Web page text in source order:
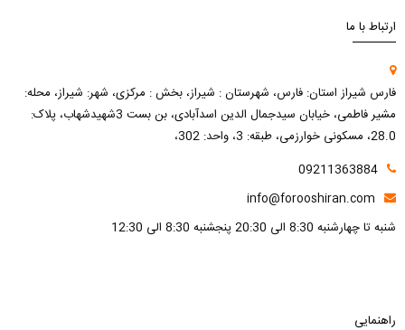
ارتباط با ما
فارس شیراز استان: فارس، شهرستان : شیراز، بخش : مرکزی، شهر: شیراز، محله:
مشیر فاطمی، خیابان سیدجمال الدین اسدآبادی، بن بست 3شهیدشهاب، پلاک:
28.0، مسکونی خوارزمی، طبقه: 3، واحد: 302،
09211363884
info@forooshiran.com
شنبه تا چهارشنبه 8:30 الی 20:30 پنجشنبه 8:30 الی 12:30
راهنمایی